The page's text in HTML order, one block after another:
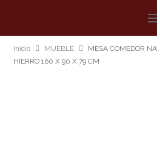
Inicio MUEBLE
MESA COMEDOR
HIERRO 160 X 90 X 79 CM